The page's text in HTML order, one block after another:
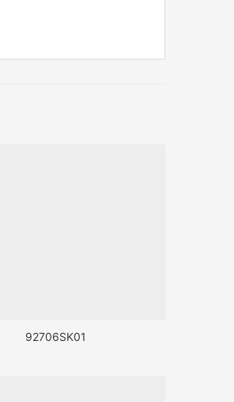
92706SK01